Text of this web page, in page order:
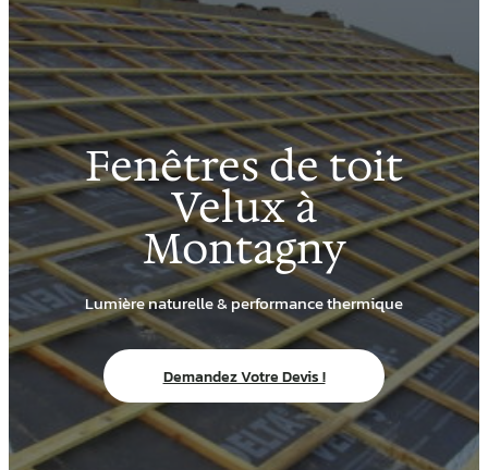
Fenêtres de toit
Velux à
Montagny
Lumière naturelle & performance thermique
Demandez Votre Devis !